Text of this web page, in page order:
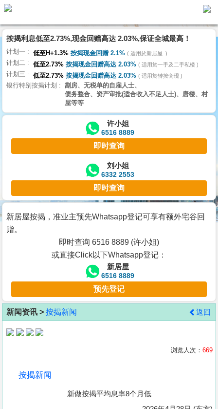
代
理
主
页
搵
楼/
交
业
主
宅
谷
按
客
地
产
按揭利息低至2.73%,现金回赠高达 2.03%,保证全城最高！
计划一 低至H+1.3% 按揭现金回赠 2.1% 适用於新居屋
计划二 低至2.73% 按揭现金回赠高达 2.03% 适用於一手及二手私楼
计划三 低至2.73% 按揭现金回赠高达 2.03% 适用於转按套现
银行特别按揭计划
劏房、无税单的自雇人士、
债务整合、资产审批(适合收入不足人士)、唐楼、村
屋等等
许小姐
6516 8889
即时查询
刘小姐
6332 2553
即时查询
新居屋按揭，准业主预先Whatsapp登记可享有额外宅谷回
赠。
即时查询 6516 8889 (许小姐)
或直接Click以下Whatsapp登记：
新居屋
6516 8889
预先登记
新闻资讯 > 按揭新闻 返回
浏览人次： 669
按揭新闻
新做按揭平均息率8个月低